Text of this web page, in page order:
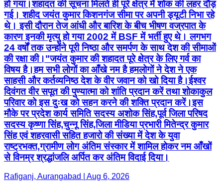
हो गया।शहादत की सूचना मिलते ही पूरे क्षेत्र में शोक की लहर दौड़
गई। शहीद जयंत कुमार किशनगंज सीमा पर अपनी ड्यूटी निभा रहे
थे। इसी दौरान तेज आंधी और बारिश के बीच भीषण वज्रपात के
कारण इनकी मृत्यु हो गया 2002 में BSF में भर्ती हुए थे। लगभग
24 वर्षों तक उन्होंने पूरी निष्ठा और समर्पण के साथ देश की सीमाओं
की रक्षा की।"जयंत कुमार की शहादत पूरे क्षेत्र के लिए गर्व का
विषय है।हम सभी लोगों का आँखे नम है हमलोगों ने देश ने एक
साहसी और कर्तव्यनिष्ठ देश के वीर जवान को खो दिया है।ईश्वर
दिवंगत वीर सपूत की पुण्यात्मा को शांति प्रदान करें तथा शोकाकुल
परिवार को इस दुःख को सहन करने की शक्ति प्रदान करें।इस
मौके पर प्रदेश कार्य समिति सदस्य अशोक सिंह,पूर्व जिला परिषद
सदस्य कृष्णा सिंह,चुन्नू सिंह,जिला मीडिया प्रभारी मितेन्द्र कुमार
सिंह एवं शहरवासी सहित हजारो की संख्या में देश के युवा
राष्ट्रभक्त,ग्रामीण लोग अंतिम संस्कार में शामिल होकर नम आँखों
से विनम्र श्रद्धांजलि अर्पित कर अंतिम विदाई दिया।
Rafiganj, Aurangabad | Aug 6, 2026